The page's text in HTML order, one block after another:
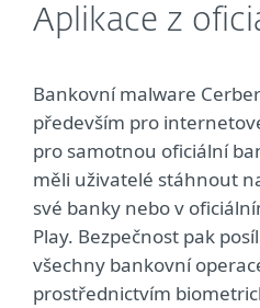
Aplikace z
Bankovní malware
především pro
pro samotnou oficiální
měli uživatelé stáhnout
své banky nebo v
Play. Bezpečnost pak
všechny bankovní
prostřednictvím